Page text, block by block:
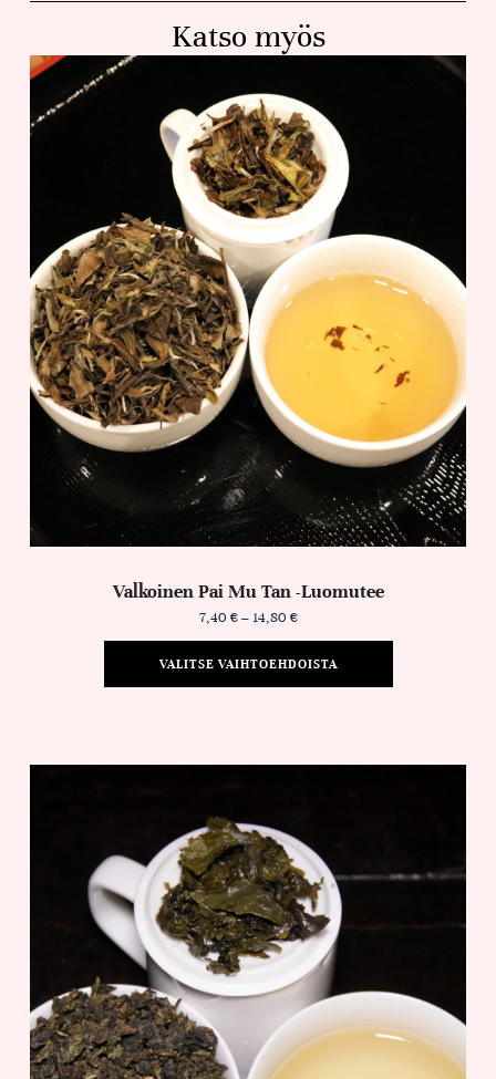
Katso myös
Valkoinen Pai Mu Tan -luomutee
7,40 € – 14,80 €
VALITSE VAIHTOEHDOISTA